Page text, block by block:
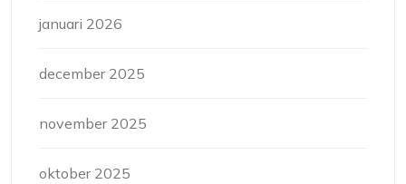
januari 2026
december 2025
november 2025
oktober 2025